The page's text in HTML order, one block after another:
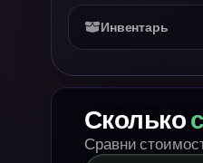
Инвентарь
Сколько
Сравни